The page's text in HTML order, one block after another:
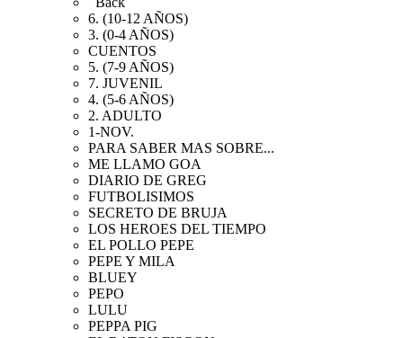
6. (10-12 AÑOS)
3. (0-4 AÑOS)
CUENTOS
5. (7-9 AÑOS)
7. JUVENIL
4. (5-6 AÑOS)
2. ADULTO
1-NOV.
PARA SABER MAS SOBRE...
ME LLAMO GOA
DIARIO DE GREG
FUTBOLISIMOS
SECRETO DE BRUJA
LOS HEROES DEL TIEMPO
EL POLLO PEPE
PEPE Y MILA
BLUEY
PEPO
LULU
PEPPA PIG